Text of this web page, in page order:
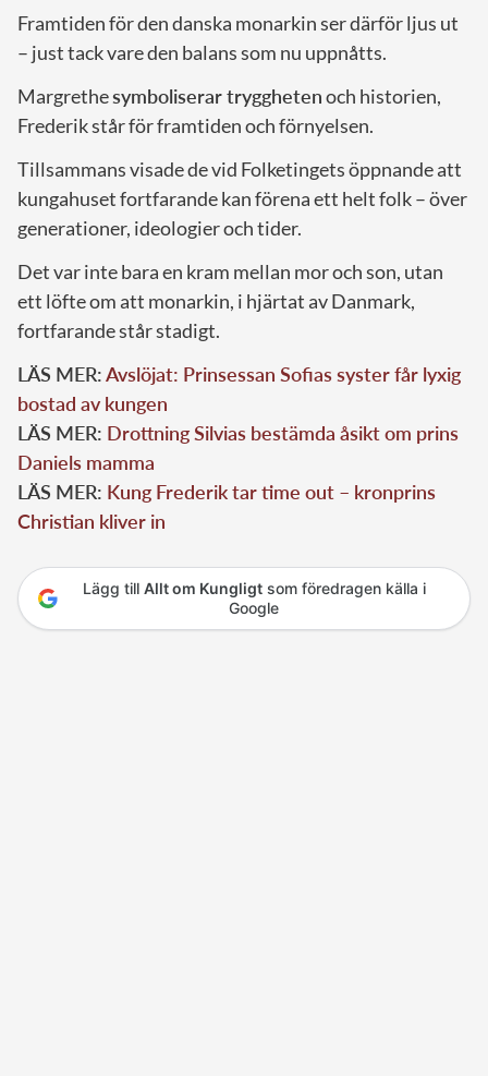
Framtiden för den danska monarkin ser därför ljus ut
– just tack vare den balans som nu uppnåtts.
Margrethesymboliserar trygghetenoch historien,
Frederik står för framtiden och förnyelsen.
Tillsammans visade de vid Folketingets öppnande att
kungahuset fortfarande kan förena ett helt folk – över
generationer, ideologier och tider.
Det var inte bara en kram mellan mor och son, utan
ett löfte om att monarkin, i hjärtat av Danmark,
fortfarande står stadigt.
LÄS MER:Avslöjat: Prinsessan Sofias syster får lyxig
bostad av kungen
LÄS MER: Drottning Silvias bestämda åsikt om prins
Daniels mamma
LÄS MER: Kung Frederik tar time out – kronprins
Christian kliver in
Lägg till Allt om Kungligtsom föredragen källa i
Google